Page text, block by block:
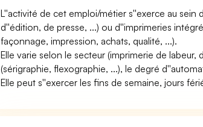
L''activité de cet emploi/métier s''exerce au
d''édition, de presse, ...) ou d''imprimeries
façonnage, impression, achats, qualité, ...).
Elle varie selon le secteur (imprimerie de
(sérigraphie, flexographie, ...), le degré
Elle peut s''exercer les fins de semaine, jours